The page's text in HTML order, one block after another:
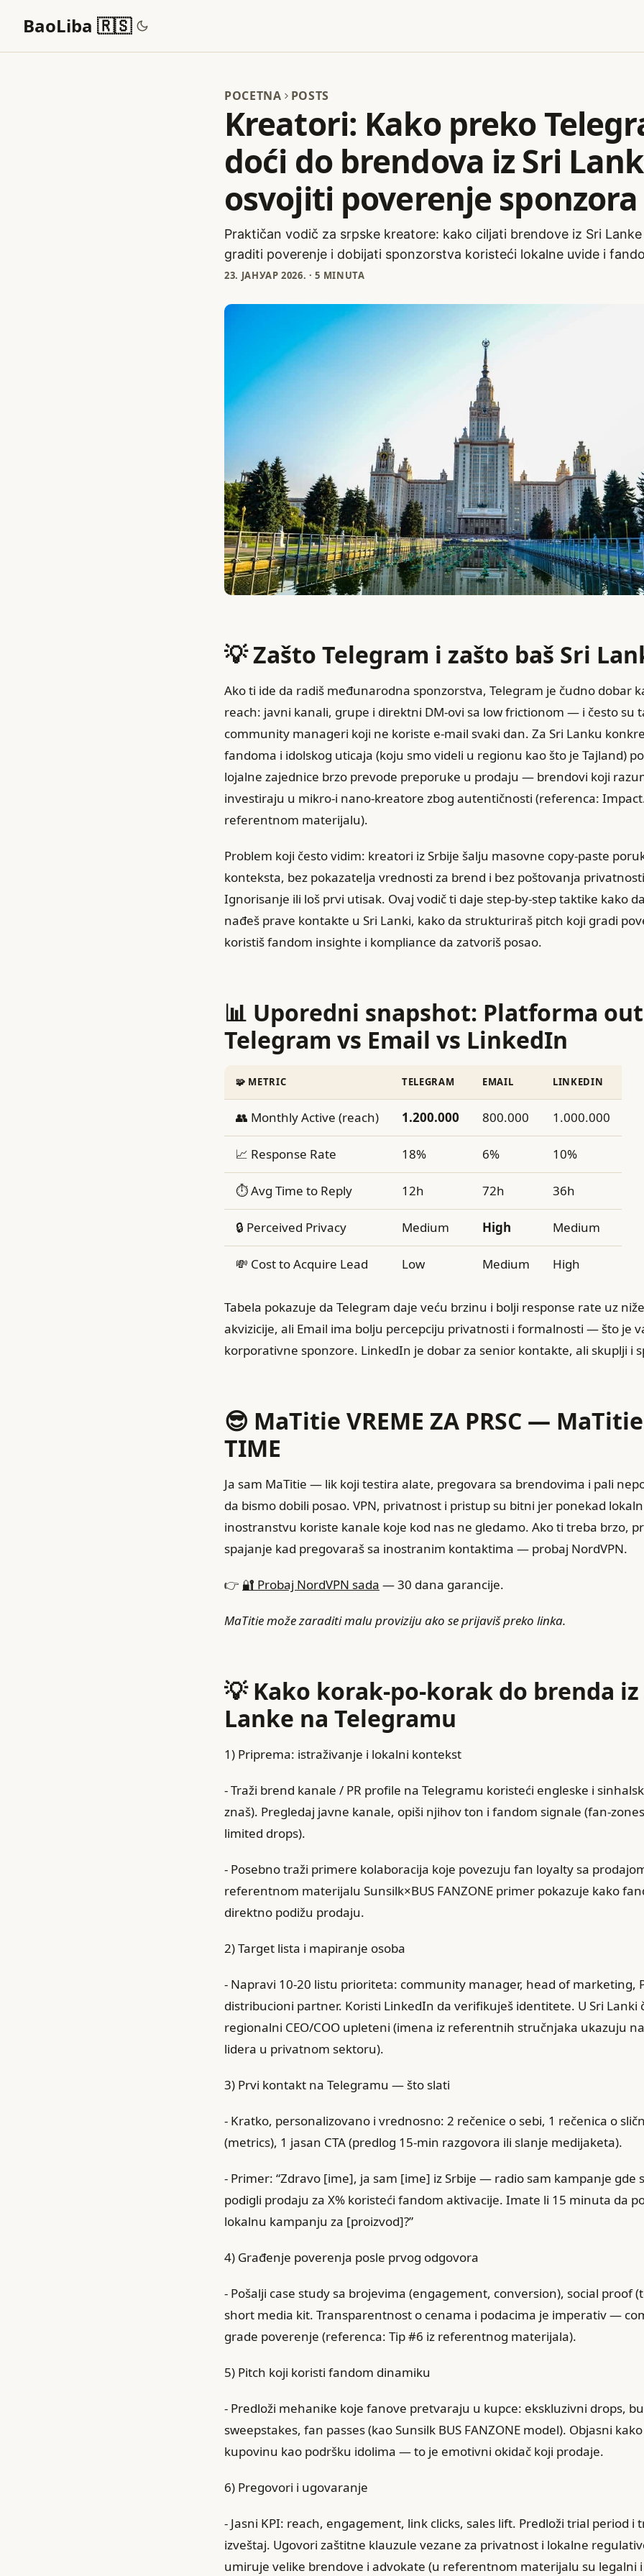
BaoLiba 🇷🇸
POCETNA POSTS
Kreatori: Kako preko
doći do brendova iz Sri
osvojiti poverenje sponzora
Praktičan vodič za srpske kreatore: kako ciljati brendove iz Sri Lanke
graditi poverenje i dobijati sponzorstva koristeći lokalne uvide i
23. ЈАНУАР 2026. ·5 MINUTA
💡 Zašto Telegram i zašto baš Sri
Ako ti ide da radiš međunarodna sponzorstva, Telegram je čudno dobar
reach: javni kanali, grupe i direktni DM-ovi sa low frictionom — i često su
community manageri koji ne koriste e‑mail svaki dan. Za Sri Lanku
fandoma i idolskog uticaja (koju smo videli u regionu kao što je Tajland)
lojalne zajednice brzo prevode preporuke u prodaju — brendovi koji
investiraju u mikro‑i nano‑kreatore zbog autentičnosti (referenca:
referentnom materijalu).
Problem koji često vidim: kreatori iz Srbije šalju masovne copy-paste
konteksta, bez pokazatelja vrednosti za brend i bez poštovanja
Ignorisanje ili loš prvi utisak. Ovaj vodič ti daje step-by-step taktike kako
nađeš prave kontakte u Sri Lanki, kako da strukturiraš pitch koji gradi
koristiš fandom insighte i kompliance da zatvoriš posao.
📊 Uporedni snapshot: Platforma
Telegram vs Email vs LinkedIn
🧩 METRIC TELEGRAM EMAIL LINKEDIN
👥 Monthly Active (reach) 1.200.000 800.000 1.000.000
📈 Response Rate 18% 6% 10%
⏱️ Avg Time to Reply 12h 72h 36h
🔒 Perceived Privacy Medium High Medium
💸 Cost to Acquire Lead Low Medium High
Tabela pokazuje da Telegram daje veću brzinu i bolji response rate uz
akvizicije, ali Email ima bolju percepciju privatnosti i formalnosti — što je
korporativne sponzore. LinkedIn je dobar za senior kontakte, ali skuplji i
😎 MaTitie VREME ZA PRSC —
TIME
Ja sam MaTitie — lik koji testira alate, pregovara sa brendovima i pali
da bismo dobili posao. VPN, privatnost i pristup su bitni jer ponekad
inostranstvu koriste kanale koje kod nas ne gledamo. Ako ti treba brzo,
spajanje kad pregovaraš sa inostranim kontaktima — probaj NordVPN.
👉 🔐 Probaj NordVPN sada — 30 dana garancije.
MaTitie može zaraditi malu proviziju ako se prijaviš preko linka.
💡 Kako korak-po-korak do brenda iz
Lanke na Telegramu
1) Priprema: istraživanje i lokalni kontekst
- Traži brend kanale / PR profile na Telegramu koristeći engleske i
znaš). Pregledaj javne kanale, opiši njihov ton i fandom signale (fan-
limited drops).
- Posebno traži primere kolaboracija koje povezuju fan loyalty sa
referentnom materijalu Sunsilk×BUS FANZONE primer pokazuje kako
direktno podižu prodaju.
2) Target lista i mapiranje osoba
- Napravi 10‑20 listu prioriteta: community manager, head of marketing,
distribucioni partner. Koristi LinkedIn da verifikuješ identitete. U Sri Lanki
regionalni CEO/COO upleteni (imena iz referentnih stručnjaka ukazuju
lidera u privatnom sektoru).
3) Prvi kontakt na Telegramu — što slati
- Kratko, personalizovano i vrednosno: 2 rečenice o sebi, 1 rečenica o
(metrics), 1 jasan CTA (predlog 15‑min razgovora ili slanje medijaketa).
- Primer: “Zdravo [ime], ja sam [ime] iz Srbije — radio sam kampanje gde
podigli prodaju za X% koristeći fandom aktivacije. Imate li 15 minuta da
lokalnu kampanju za [proizvod]?”
4) Građenje poverenja posle prvog odgovora
- Pošalji case study sa brojevima (engagement, conversion), social proof
short media kit. Transparentnost o cenama i podacima je imperativ —
grade poverenje (referenca: Tip #6 iz referentnog materijala).
5) Pitch koji koristi fandom dinamiku
- Predloži mehanike koje fanove pretvaraju u kupce: ekskluzivni drops,
sweepstakes, fan passes (kao Sunsilk BUS FANZONE model). Objasni
kupovinu kao podršku idolima — to je emotivni okidač koji prodaje.
6) Pregovori i ugovaranje
- Jasni KPI: reach, engagement, link clicks, sales lift. Predloži trial period i
izveštaj. Ugovori zaštitne klauzule vezane za privatnost i lokalne
umiruje velike brendove i advokate (u referentnom materijalu su legalni